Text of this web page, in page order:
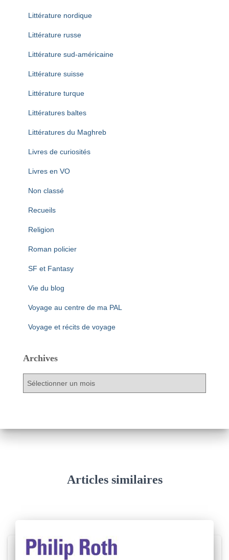
Littérature nordique
Littérature russe
Littérature sud-américaine
Littérature suisse
Littérature turque
Littératures baltes
Littératures du Maghreb
Livres de curiosités
Livres en VO
Non classé
Recueils
Religion
Roman policier
SF et Fantasy
Vie du blog
Voyage au centre de ma PAL
Voyage et récits de voyage
Archives
v
Articles similaires